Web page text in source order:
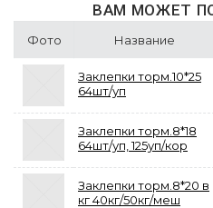
ВАМ МОЖЕТ
Фото Название
Заклепки торм.10*25
64шт/уп
Заклепки торм.8*18
64шт/уп, 125уп/кор
Заклепки торм.8*20 в
кг 40кг/50кг/меш